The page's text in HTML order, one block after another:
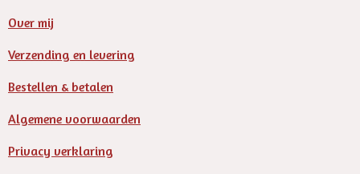
Over mij
Verzending en levering
Bestellen & betalen
Algemene voorwaarden
Privacy verklaring